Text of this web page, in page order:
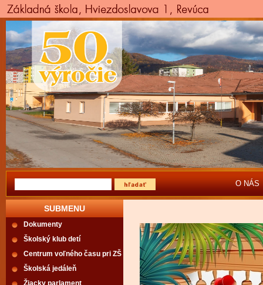
O NÁS
SUBMENU
Dokumenty
Školský klub detí
Centrum voľného času pri ZŠ
Školská jedáleň
Žiacky parlament